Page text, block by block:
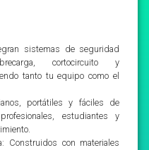
sistemas de seguridad
cortocircuito y
tanto tu equipo como el
portátiles y fáciles de
estudiantes y
Construidos con materiales